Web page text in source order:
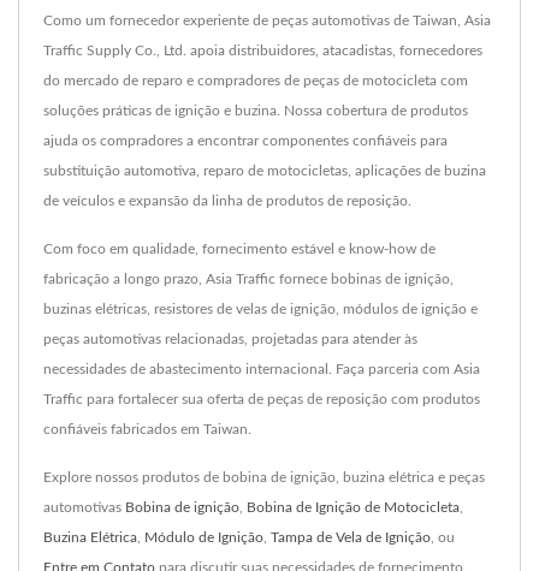
Como um fornecedor experiente de peças automotivas de Taiwan, Asia
Traffic Supply Co., Ltd. apoia distribuidores, atacadistas, fornecedores
do mercado de reparo e compradores de peças de motocicleta com
soluções práticas de ignição e buzina. Nossa cobertura de produtos
ajuda os compradores a encontrar componentes confiáveis para
substituição automotiva, reparo de motocicletas, aplicações de buzina
de veículos e expansão da linha de produtos de reposição.
Com foco em qualidade, fornecimento estável e know-how de
fabricação a longo prazo, Asia Traffic fornece bobinas de ignição,
buzinas elétricas, resistores de velas de ignição, módulos de ignição e
peças automotivas relacionadas, projetadas para atender às
necessidades de abastecimento internacional. Faça parceria com Asia
Traffic para fortalecer sua oferta de peças de reposição com produtos
confiáveis fabricados em Taiwan.
Explore nossos produtos de bobina de ignição, buzina elétrica e peças
automotivas Bobina de ignição Bobina de Ignição de Motocicleta
Buzina Elétrica Módulo de Ignição Tampa de Vela de Ignição , ou
Entre em Contato para discutir suas necessidades de fornecimento.